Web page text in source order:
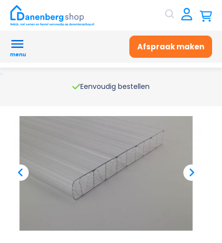
menu
Afspraak maken
Eenvoudig bestellen